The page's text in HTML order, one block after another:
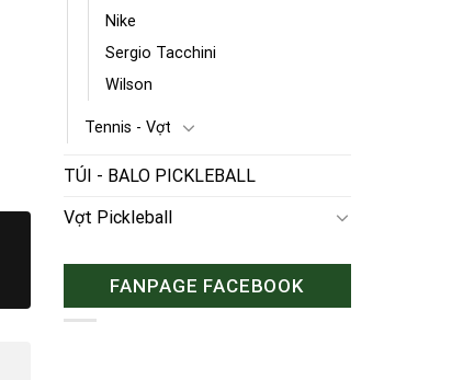
Nike
Sergio Tacchini
Wilson
Tennis - Vợt
TÚI - BALO PICKLEBALL
Vợt Pickleball
FANPAGE FACEBOOK